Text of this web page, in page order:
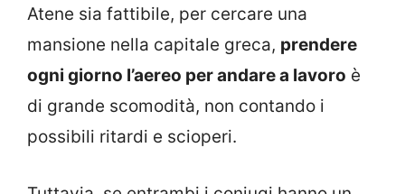
Atene sia fattibile, per cercare una
mansione nella capitale greca, prendere
ogni giorno l’aereo per andare a lavoro è
di grande scomodità, non contando i
possibili ritardi e scioperi.